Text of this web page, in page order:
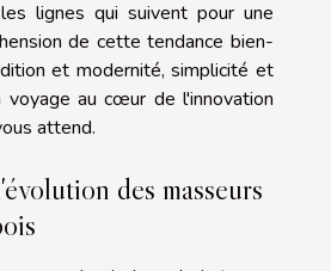
lignes qui suivent pour une
de cette tendance bien-
et modernité, simplicité et
voyage au cœur de l'innovation
attend.
des masseurs